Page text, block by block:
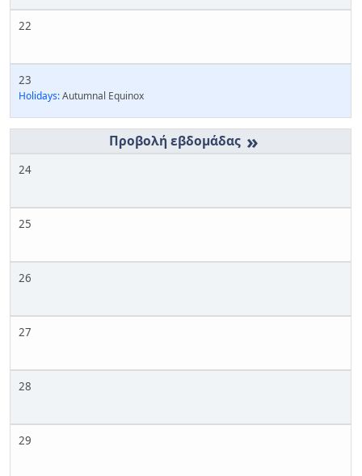
22
23
Holidays:Autumnal Equinox
»
24
25
26
27
28
29